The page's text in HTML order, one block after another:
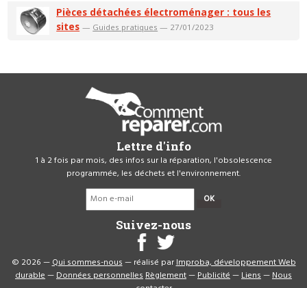
Pièces détachées électroménager : tous les
sites — Guides pratiques — 27/01/2023
Lettre d'info
1 à 2 fois par mois, des infos sur la réparation, l'obsolescence
programmée, les déchets et l'environnement.
OK
Suivez-nous
© 2026 —Qui sommes-nous— réalisé parImproba, développement Web
durable—Données personnellesRèglement—Publicité—Liens—Nous